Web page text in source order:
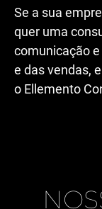
Se a sua
quer uma
comunicação
e das vendas,
o Ellemento